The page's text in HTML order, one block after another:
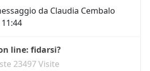
da Claudia Cembalo
line: fidarsi?
23497 Visite